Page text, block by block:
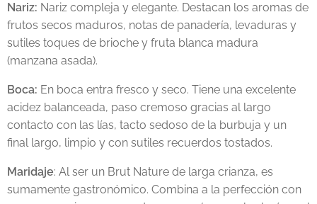
Nariz: Nariz compleja y elegante. Destacan los aromas de
frutos secos maduros, notas de panadería, levaduras y
sutiles toques de brioche y fruta blanca madura
(manzana asada).
Boca: En boca entra fresco y seco. Tiene una excelente
acidez balanceada, paso cremoso gracias al largo
contacto con las lías, tacto sedoso de la burbuja y un
final largo, limpio y con sutiles recuerdos tostados.
Maridaje: Al ser un Brut Nature de larga crianza, es
sumamente gastronómico. Combina a la perfección con